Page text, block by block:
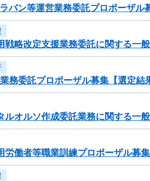
バン等運営業務委託プロポーザル
戦略改定支援業務委託に関する一
務委託プロポーザル募集【選定結
ルオルソ作成委託業務に関する一
労働者等職業訓練プロポーザル募集